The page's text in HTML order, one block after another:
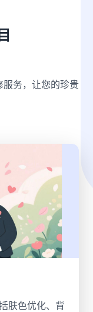
服务，让您的珍贵
肤色优化、背